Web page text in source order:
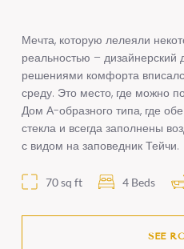
Мечта, которую лелеяли
реальностью –
решениями комфорта
среду. Это место, где можно
Дом А-образного типа, где
стекла и всегда заполнены
с видом на заповедник Тейчи.
70 sq ft 4 Beds
SEE